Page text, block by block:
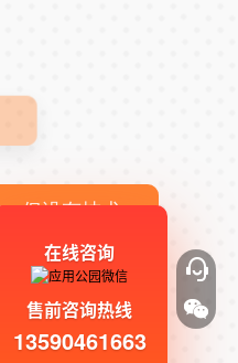
但没有技术
在线咨询
售前咨询热线
13590461663